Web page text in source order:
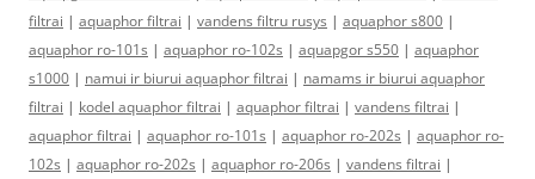
filtrai | aquaphor filtrai | vandens filtru rusys | aquaphor s800 |
aquaphor ro-101s | aquaphor ro-102s | aquapgor s550 | aquaphor
s1000 | namui ir biurui aquaphor filtrai | namams ir biurui aquaphor
filtrai | kodel aquaphor filtrai | aquaphor filtrai | vandens filtrai |
aquaphor filtrai | aquaphor ro-101s | aquaphor ro-202s | aquaphor ro-
102s | aquaphor ro-202s | aquaphor ro-206s | vandens filtrai |